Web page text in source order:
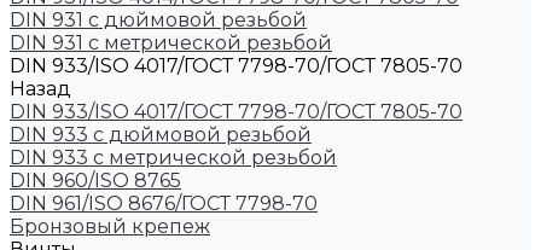
DIN 931 с дюймовой резьбой
DIN 931 с метрической резьбой
DIN 933/ISO 4017/ГОСТ 7798-70/ГОСТ 7805-70
Назад
DIN 933/ISO 4017/ГОСТ 7798-70/ГОСТ 7805-70
DIN 933 с дюймовой резьбой
DIN 933 с метрической резьбой
DIN 960/ISO 8765
DIN 961/ISO 8676/ГОСТ 7798-70
Бронзовый крепеж